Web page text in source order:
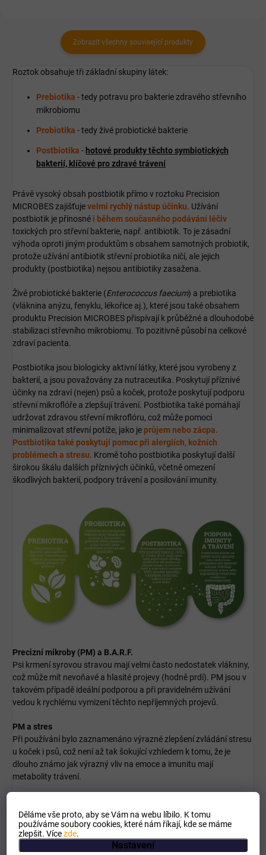
Děláme vše proto, aby se Vám na webu líbilo. K tomu
používáme soubory cookies, které nám říkají, kde se máme
zlepšit. Vícezde.
Nastavení
Zobrazit všechny související produkty
Roztok obsahuje tři základní skupiny látek:
Prebiotika - tedy potravu pro bakterie zdravého střevního
mikrobiomu
Probiotika - tedy živé probiotické bakterie
Postbiotika - hotové produkty těchto symbiotických
bakterií, klíčové pro zdravé trávení
Právě vysoký obsah postbiotik přímo v roztoku Precision
MICROBES zajišťujevelmi rychlý nástup účinku. Užívání
postbiotik je přínosné i během současného podávání léčiv
toxických pro střevní bakterie, např. antibiotik. To je zásadní
výhoda oproti jiným produktům s obsahem samotných probiotik,
protože užívání antibiotik střevní probiotika ničí, ale jejich
produkty (postbiotika) nejsou antibiotiky zasažena.
Živé probiotické bakterie (Enterococcus faecium) a prebiotika
(vláknina anýzu, fenyklu, lékořice aj.), které jsou také obsahem
produktu Precision MICROBES přispívají k průběžné a dlouhodobé
stabilizaci střevního mikrobiomu. To pozitivně působí na celkové
zdraví pacienta.
Postbiotika jsou biologicky aktivníl átky, které jsou vyrobenyz
bakterií, a jsou považoványza nutraceutika. Poskytujípříznivé
účinky na zdraví (nejen) psů a koček, protože poskytujípodporu
střevnímikroflóře a z lepšujítrávení. Postbiotika také pomáhají
udržovat zdravou střevnímikroflóru, což může pomoci
minimal izovat střevnípotíže, jako je průjem nebo zácpa.
Postbiotika také poskytují pomoc při alergiích, kožních
problémech a stresu. Kromětoho postbiotika poskytujídalší
širokou šká lu dal ších příznivých účinků, včetněomezení
škod livých bakterií, podporytrávenía posilováníimunity.
Precizní mikroby (PM) a B.A.R.F.
Psi krmení syrovou stravou mají velmi často nedostatek vlákniny,
což může mít nevoňavé a hlasité projevy (hodně prdí). PM jsou v
takovém případě ideální podporou a při pravidelném užívání
vedou k rychlému vymizení těchto nepříjemných projevů.
PM a stres
Při používání bylo zaznamenáno výrazné zlepšení zvládání stresu
u koček i psů, což není až tak šokující vzhledem k tomu, že je
dlouho známo jak výrazný vliv na emoce a imunitu mají
metabolity trávení.